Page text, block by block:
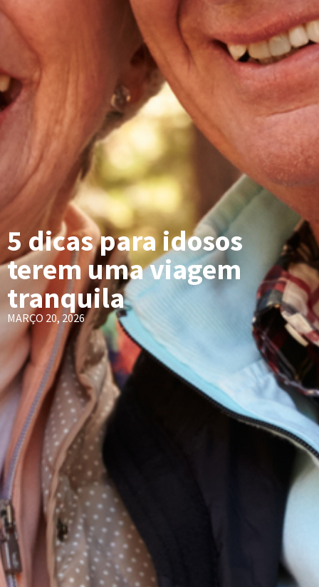
5 dicas para idosos
terem uma viagem
tranquila
MARÇO 20, 2026